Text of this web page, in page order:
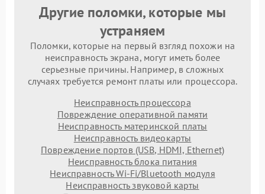
Другие поломки, которые мы
устраняем
Поломки, которые на первый взгляд похожи на
неисправность экрана, могут иметь более
серьезные причины. Например, в сложных
случаях требуется ремонт платы или процессора.
Неисправность процессора
Повреждение оперативной памяти
Неисправность материнской платы
Неисправность видеокарты
Повреждение портов (USB, HDMI, Ethernet)
Неисправность блока питания
Неисправность Wi-Fi/Bluetooth модуля
Неисправность звуковой карты